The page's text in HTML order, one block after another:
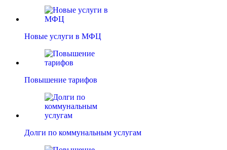
Новые услуги в МФЦ
Повышение тарифов
Долги по коммунальным услугам